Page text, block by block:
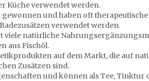
Küche verwendet werden.
und haben oft
verwendet werden.
natürliche
aus Fischöl.
auf dem Markt, die auf
Zusätzen sind.
und können als Tee, Tinktur